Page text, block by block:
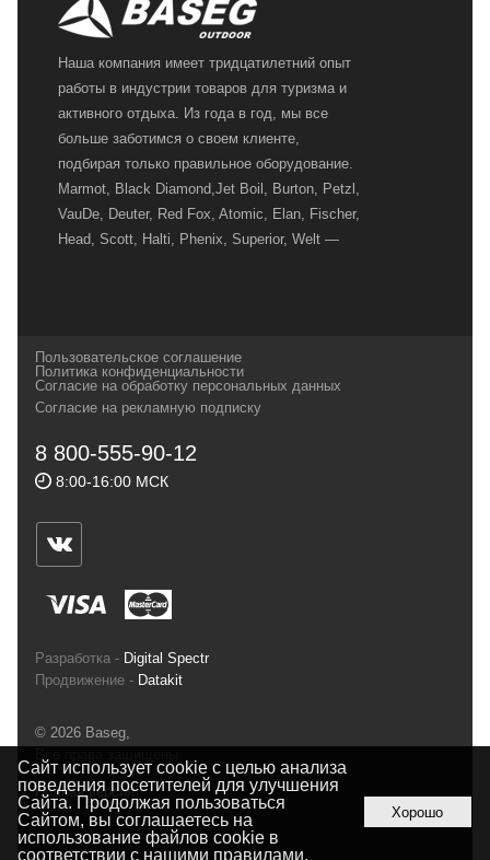
Наша компания имеет тридцатилетний опыт
работы в индустрии товаров для туризма и
активного отдыха. Из года в год, мы все
больше заботимся о своем клиенте,
подбирая только правильное оборудование.
Marmot, Black Diamond,Jet Boil, Burton, Petzl,
VauDe, Deuter, Red Fox, Atomic, Elan, Fischer,
Head, Scott, Halti, Phenix, Superior, Welt —
и взыскательных путешественников,
спортсменов и отдыхающих.
Геннадьевич
ИНН 590300057023 ОГРН 304590319000121
ул.Советская, 25, магазин Басег.
Тел./факс (342) 2101242
Пользовательское соглашение
Политика конфиденциальности
Согласие на обработку персональных данных
Согласие на рекламную подписку
8 800-555-90-12
8:00-16:00 МСК
Разработка - Digital Spectr
Продвижение - Datakit
© 2026 Baseg,
Полная версия
Сайт использует cookie с целью анализа
поведения посетителей для улучшения
Сайта. Продолжая пользоваться
Сайтом, вы соглашаетесь на
использование файлов cookie в
соответствии с нашими правилами.
Хорошо